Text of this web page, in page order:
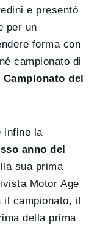
e presentò
per un
forma con
campionato di
del
infine la
anno del
sua prima
Motor Age
campionato, il
della prima